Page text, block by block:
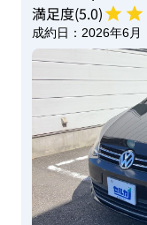
満足度(5.0)
成約日： 2026年6月